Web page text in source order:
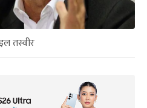
तस्वीर